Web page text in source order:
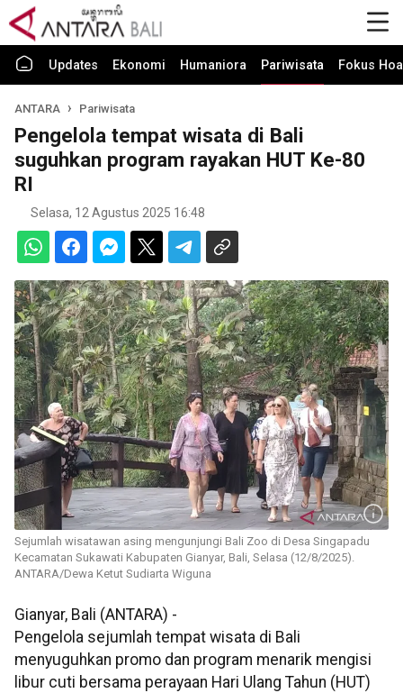
Updates Ekonomi Humaniora Pariwisata Fokus
ANTARA Pariwisata
Pengelola tempat wisata di Bali
suguhkan program rayakan HUT Ke-80
RI
Selasa, 12 Agustus 2025 16:48
Sejumlah wisatawan asing mengunjungi Bali Zoo di Desa Singapadu
Kecamatan Sukawati Kabupaten Gianyar, Bali, Selasa (12/8/2025).
ANTARA/Dewa Ketut Sudiarta Wiguna
Gianyar, Bali (ANTARA) -
Pengelola sejumlah tempat wisata di Bali
menyuguhkan promo dan program menarik mengisi
libur cuti bersama perayaan Hari Ulang Tahun (HUT)